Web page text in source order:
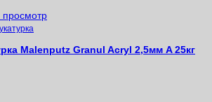
Malenputz Granul Acryl 2,5мм A 25кг